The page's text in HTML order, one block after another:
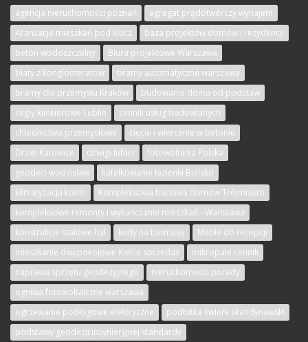
agencja nieruchomości poznań
agregat prądotwórczy wynajem
Aranżacje mieszkań pod klucz
baza projektów domów i rezydencji
beton wodoszczelny
Biura projektowe Warszawa
blaty z konglomeratów
bramy automatyczne warszawa
bramy dla przemysłu Kraków
budowanie domu od podstaw
cegły klinkierowe Lublin
cennik usług budowlanych
chłodnictwo przemysłowe
cięcie i wiercenie w betonie
Drzwi Katowice
dźwigi lublin
fotowoltaika Polska
geodeci wodzisław
kafelkowanie łazienki Bielsko
klimatyzacja konin
Kompleksowa budowa domów Trójmiasto
kompleksowe remonty i wykańczanie mieszkań - Warszawa
konstrukcje stalowe hal
kotły na biomasę
Meble do recepcji
mieszkanie dwupokojowe Kielce sprzedaż
mikropale cennik
naprawa sprzętu geodezyjnego
nieruchomości porady
ogniwa fotowoltaiczne warszawa
ogrzewanie podłogowe elektryczne
podbitka świerk skandynawski
podstawy geodezji inżynieryjnej standardy